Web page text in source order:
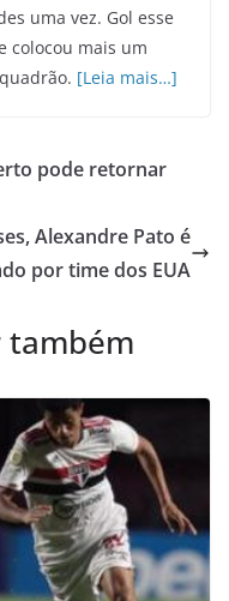
uma vez. Gol esse
colocou mais um
[Leia mais…]
pode retornar
Alexandre Pato é
por time dos EUA
também